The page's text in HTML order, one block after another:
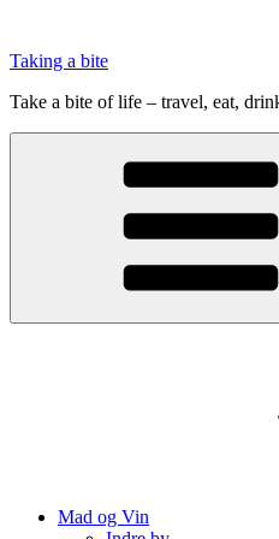
indhold
Taking a bite
Take a bite of life – travel, eat,
Mad og Vin